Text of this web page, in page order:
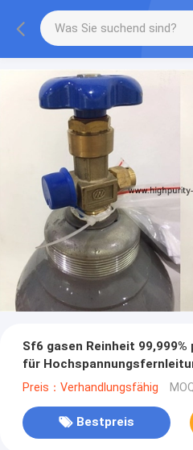
Sf6 gasen Reinheit
für
Preis：Verhandlungsfähig
Bestpreis